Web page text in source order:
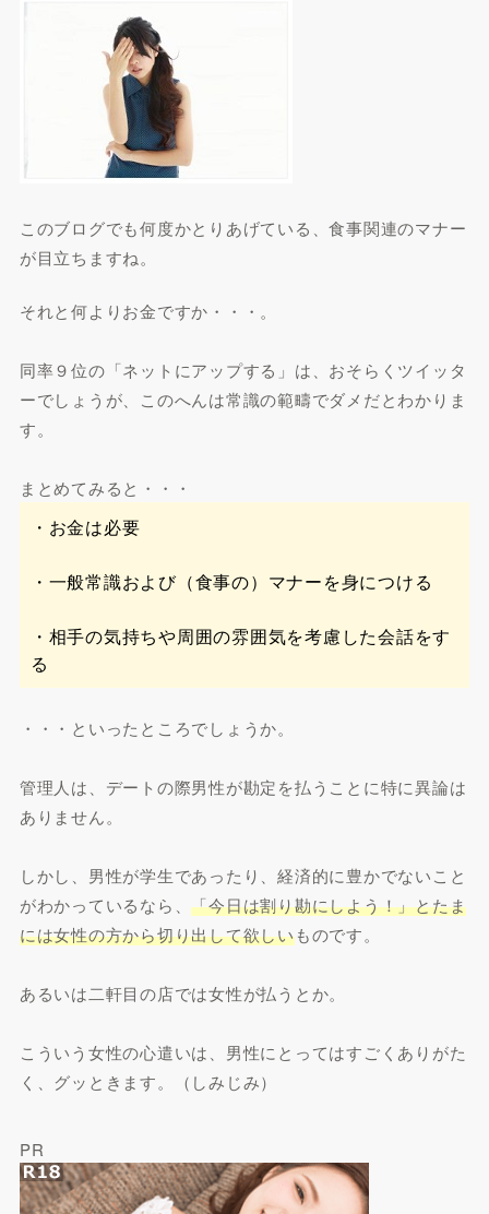
このブログでも何度かとりあげている、食事関連のマナー
が目立ちますね。
それと何よりお金ですか・・・。
同率９位の「ネットにアップする」は、おそらくツイッタ
ーでしょうが、このへんは常識の範疇でダメだとわかりま
す。
まとめてみると・・・
・お金は必要
・一般常識および（食事の）マナーを身につける
・相手の気持ちや周囲の雰囲気を考慮した会話をす
る
・・・といったところでしょうか。
管理人は、デートの際男性が勘定を払うことに特に異論は
ありません。
しかし、男性が学生であったり、経済的に豊かでないこと
がわかっているなら、「今日は割り勘にしよう！」とたま
には女性の方から切り出して欲しいものです。
あるいは二軒目の店では女性が払うとか。
こういう女性の心遣いは、男性にとってはすごくありがた
く、グッときます。（しみじみ）
PR